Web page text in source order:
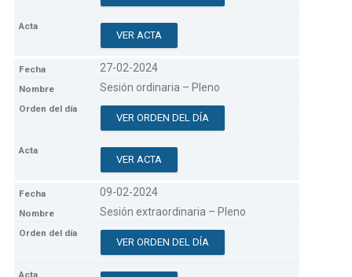
VER ACTA
27-02-2024
Sesión ordinaria – Pleno
VER ORDEN DEL DÍA
VER ACTA
09-02-2024
Sesión extraordinaria – Pleno
VER ORDEN DEL DÍA